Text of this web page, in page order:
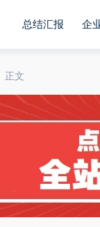
总结汇报 企
正文